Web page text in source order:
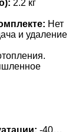
2.2 кг
Нет
и удаление